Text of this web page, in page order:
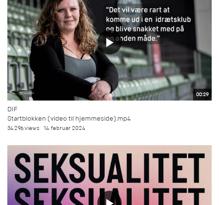
00:29
DIF
Startblokken (video til hjemmeside).mp4
34.296 views 14. februar 2024